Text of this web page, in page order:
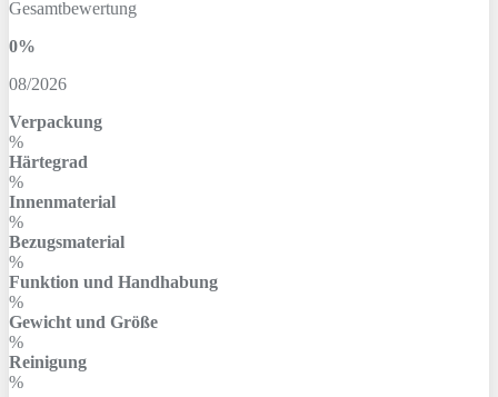
Gesamtbewertung
0%
08/2026
Verpackung
%
Härtegrad
%
Innenmaterial
%
Bezugsmaterial
%
Funktion und Handhabung
%
Gewicht und Größe
%
Reinigung
%